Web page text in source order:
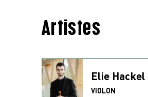
Artistes
Elie Hackel
VIOLON